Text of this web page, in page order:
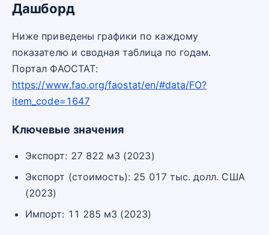
Дашборд
Ниже приведены графики по каждому
показателю и сводная таблица по годам.
Портал ФАОСТАТ:
https://www.fao.org/faostat/en/#data/FO?
item_code=1647
Ключевые значения
Экспорт: 27 822 м3 (2023)
Экспорт (стоимость): 25 017 тыс. долл. США
(2023)
Импорт: 11 285 м3 (2023)